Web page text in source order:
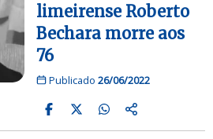
limeirense Roberto
Bechara morre aos
76
Publicado 26/06/2022